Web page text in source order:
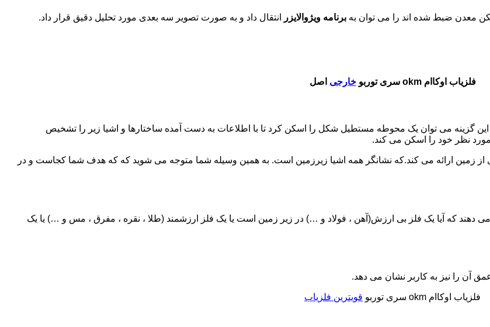
معدن ضبط شده اند را می توان به برنامه ویژوالایزر انتقال داد و به صورت تصویر سه بعدی مورد تحلیل دقیق قرار داد.
فلزیاب اوکاام okm سری توربو خارجی اصل
گزینه می توان یک محوطه مستطیل شکل را اسکن کرد تا با اطلاعات به دست آمده ساختارها و اشیا زیر را تشخیص
نظر خود را اسکن می کند.
از زمین ارائه می کند.که نشانگر همه اشیا زیرزمین است. به همین وسیله شما متوجه می شوید که که هدف شما کجاست و در
دهند که آیا یک فلز بی ارزش(آهن ، فولاد و …) در زیر زمین است یا یک فلز ارزشمند (طلا ، نقره ، مفرق ، مس و …) یا یک
آن را نیز به کاربر نشان می دهد.
فلزیاب اوکاام okm سری توربو قویترین فلزیاب